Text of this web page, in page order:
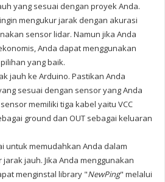
yang sesuai dengan proyek Anda.
mengukur jarak dengan akurasi
sensor lidar. Namun jika Anda
Anda dapat menggunakan
yang baik.
jauh ke Arduino. Pastikan Anda
sesuai dengan sensor yang Anda
memiliki tiga kabel yaitu VCC
ground dan OUT sebagai keluaran
untuk memudahkan Anda dalam
jauh. Jika Anda menggunakan
menginstal library "NewPing" melalui